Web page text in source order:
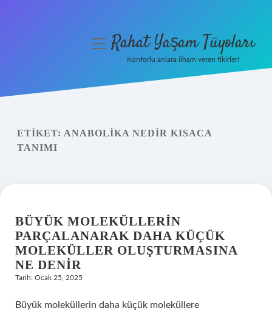
Yasal Uyarı
menüyüRahat Yaşam Tüyoları
Konforlu anlara ilham veren fikirler!
ETIKET: ANABOLIKA NEDIR KISACA
TANIMI
BÜYÜK MOLEKÜLLERIN
PARÇALANARAK DAHA KÜÇÜK
MOLEKÜLLER OLUŞTURMASINA
NE DENIR
Tarih: Ocak 25, 2025
Büyük moleküllerin daha küçük moleküllere